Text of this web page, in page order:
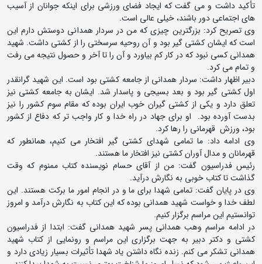
تأکید داشت و می گفت که ایجاد فضای ورزشی برای اینکه جوانان از آسیب
های اجتماعی دور باشند، خیلی عالی است.
وی تصریح کرد: بزرگترین چیزی که من در سردار همدانی دوستش دارم این
است که ایشان کشتی گیر بود و آن روحیه سرسختی را از کشتی داشت. شهید
همدانی کسی نبود که در کار کم بیاورد و آن را تا آخر و حصول نتیجه می رفت
و تمام می کرد.
دبیر اظهار داشت: سردار همدانی از جامعه کشتی بود است. این شهید گرانقدر
اول کشتی گیر بود و بعد بسیجی و پاسدار شد. ایشان به جامعه کشتی نیز
تعلق دارد و یکی از کشتی گیران خوب ایران بوده که مقام سوم کشور را نیز
بدست آورده بود. او برای جهاد در راه خدا و کار واجب تر که دفاع از کشور
بود، ورزش قهرمانی را رها کرد.
وی ادامه داد: ما تمامی شهدای کشتی گیر افتخار می کنیم، همانطور که
قهرمانان و مدال آوران کشتی نیز افتخار ما هستند.
رئیس فدراسیون گفت: من از آقای حسام نویسنده کتاب ممنوم که وقت
گذاشت تا کتاب خوبی به نگارش درآید.
وی در پایان گفت: تمامی شهدا برای ما و در انجام امور ما برکت هستند. این
لطف خدا و خواست شهید همدانی بوده که این کتاب به نگارش درآمد و امروز
توانستیم این مراسم برگزار کنیم.
در ادامه مراسم وهب همدانی پسر شهید همدانی گفت: ابتدا از فدراسیون
کشتی و دکتر دبیر به جهت برگزاری این مراسم و رونمایی از کتاب شهید
همدانی تشکر می کنم. زنده نگاه داشتن یاد شهدا تأثیرات بسیار زیادی دارد و